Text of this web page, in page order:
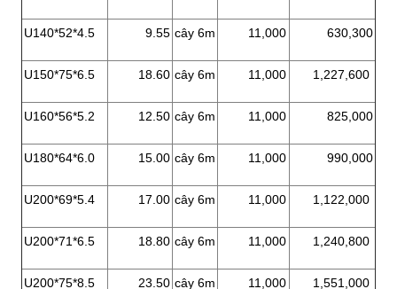
U140*52*4.5 9.55 cây 6m 11,000 630,300
U150*75*6.5 18.60 cây 6m 11,000 1,227,600
U160*56*5.2 12.50 cây 6m 11,000 825,000
U180*64*6.0 15.00 cây 6m 11,000 990,000
U200*69*5.4 17.00 cây 6m 11,000 1,122,000
U200*71*6.5 18.80 cây 6m 11,000 1,240,800
U200*75*8.5 23.50 cây 6m 11,000 1,551,000